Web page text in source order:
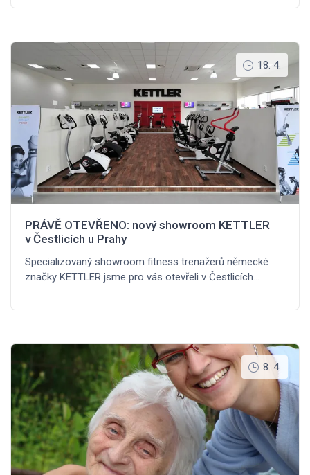
18. 4.
PRÁVĚ OTEVŘENO: nový showroom KETTLER
v Čestlicích u Prahy
Specializovaný showroom fitness trenažerů německé
značky KETTLER jsme pro vás otevřeli v Čestlicích…
8. 4.